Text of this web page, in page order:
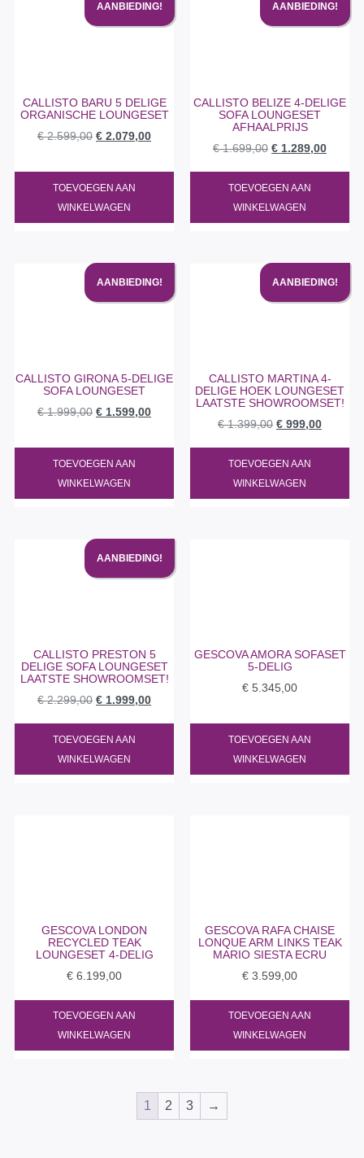
AANBIEDING!
CALLISTO BARU 5 DELIGE
ORGANISCHE LOUNGESET
€2.599,00 € 2.079,00
TOEVOEGEN AAN
WINKELWAGEN
AANBIEDING!
CALLISTO BELIZE 4-DELIGE
SOFA LOUNGESET
AFHAALPRIJS
€1.699,00 € 1.289,00
TOEVOEGEN AAN
WINKELWAGEN
AANBIEDING!
CALLISTO GIRONA 5-DELIGE
SOFA LOUNGESET
€1.999,00 € 1.599,00
TOEVOEGEN AAN
WINKELWAGEN
AANBIEDING!
CALLISTO MARTINA 4-
DELIGE HOEK LOUNGESET
LAATSTE SHOWROOMSET!
€1.399,00 € 999,00
TOEVOEGEN AAN
WINKELWAGEN
AANBIEDING!
CALLISTO PRESTON 5
DELIGE SOFA LOUNGESET
LAATSTE SHOWROOMSET!
€2.299,00 € 1.999,00
TOEVOEGEN AAN
WINKELWAGEN
GESCOVA AMORA SOFASET
5-DELIG
€ 5.345,00
TOEVOEGEN AAN
WINKELWAGEN
GESCOVA LONDON
RECYCLED TEAK
LOUNGESET 4-DELIG
€ 6.199,00
TOEVOEGEN AAN
WINKELWAGEN
GESCOVA RAFA CHAISE
LONQUE ARM LINKS TEAK
MARIO SIESTA ECRU
€ 3.599,00
TOEVOEGEN AAN
WINKELWAGEN
1 2 3 →